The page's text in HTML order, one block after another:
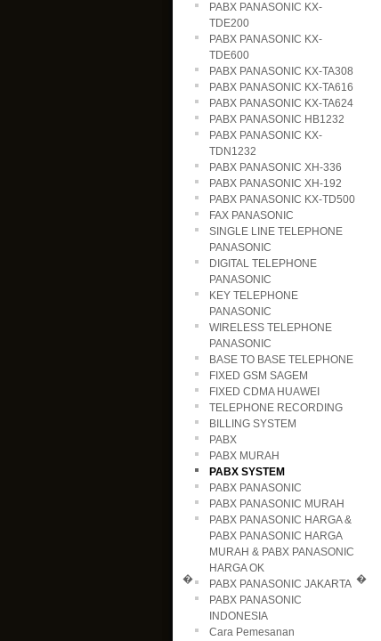
�
PABX PANASONIC KX-
TDE200
PABX PANASONIC KX-
TDE600
PABX PANASONIC KX-TA308
PABX PANASONIC KX-TA616
PABX PANASONIC KX-TA624
PABX PANASONIC HB1232
PABX PANASONIC KX-
TDN1232
PABX PANASONIC XH-336
PABX PANASONIC XH-192
PABX PANASONIC KX-TD500
FAX PANASONIC
SINGLE LINE TELEPHONE
PANASONIC
DIGITAL TELEPHONE
PANASONIC
KEY TELEPHONE
PANASONIC
WIRELESS TELEPHONE
PANASONIC
BASE TO BASE TELEPHONE
FIXED GSM SAGEM
FIXED CDMA HUAWEI
TELEPHONE RECORDING
BILLING SYSTEM
PABX
PABX MURAH
PABX SYSTEM
PABX PANASONIC
PABX PANASONIC MURAH
PABX PANASONIC HARGA &
PABX PANASONIC HARGA
MURAH & PABX PANASONIC
HARGA OK
PABX PANASONIC JAKARTA
PABX PANASONIC
INDONESIA
Cara Pemesanan
�